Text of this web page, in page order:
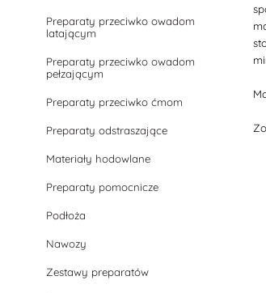
Preparaty przeciwko owadom
latającym
Preparaty przeciwko owadom
pełzającym
Preparaty przeciwko ćmom
Preparaty odstraszające
Materiały hodowlane
Preparaty pomocnicze
Podłoża
Nawozy
Zestawy preparatów